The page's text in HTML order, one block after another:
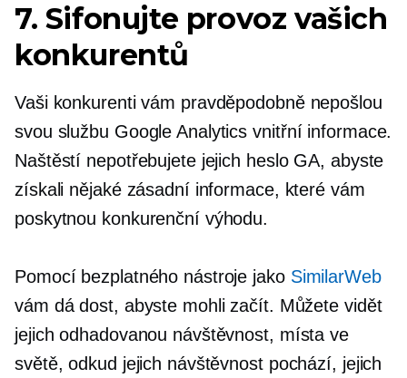
7. Sifonujte provoz vašich
konkurentů
Vaši konkurenti vám pravděpodobně nepošlou
svou službu Google Analyticsvnitřní informace.
Naštěstí nepotřebujete jejich heslo GA, abyste
získali nějaké zásadní informace, které vám
poskytnou konkurenční výhodu.
Pomocí bezplatného nástroje jako SimilarWeb
vám dá dost, abyste mohli začít. Můžete vidět
jejich odhadovanou návštěvnost, místa ve
světě, odkud jejich návštěvnost pochází, jejich